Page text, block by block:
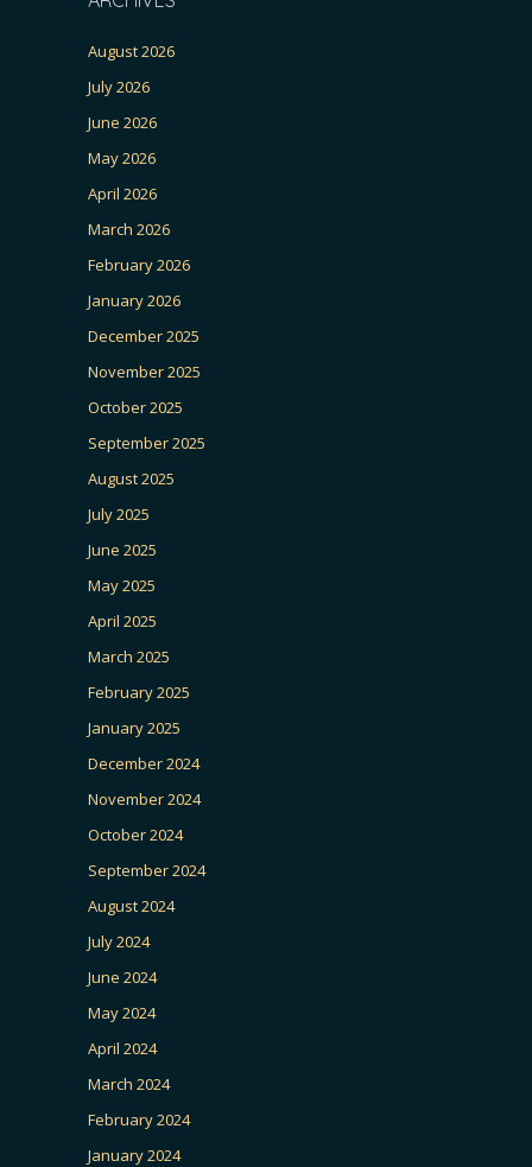
August 2026
July 2026
June 2026
May 2026
April 2026
March 2026
February 2026
January 2026
December 2025
November 2025
October 2025
September 2025
August 2025
July 2025
June 2025
May 2025
April 2025
March 2025
February 2025
January 2025
December 2024
November 2024
October 2024
September 2024
August 2024
July 2024
June 2024
May 2024
April 2024
March 2024
February 2024
January 2024